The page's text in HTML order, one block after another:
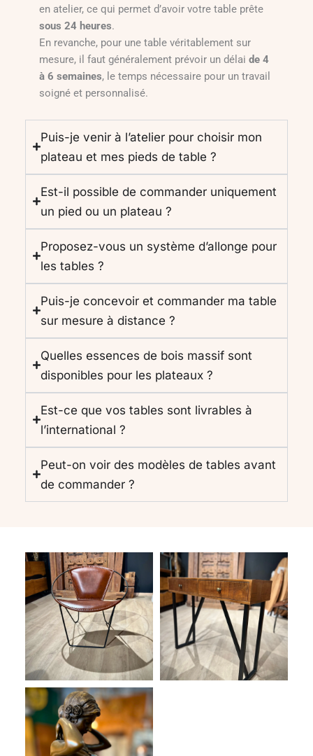
en atelier, ce qui permet d’avoir votre table prête
sous 24 heures.
En revanche, pour une table véritablement sur
mesure, il faut généralement prévoir un délai de 4
à 6 semaines, le temps nécessaire pour un travail
soigné et personnalisé.
Puis-je venir à l’atelier pour choisir mon
plateau et mes pieds de table ?
Est-il possible de commander uniquement
un pied ou un plateau ?
Proposez-vous un système d’allonge pour
les tables ?
Puis-je concevoir et commander ma table
sur mesure à distance ?
Quelles essences de bois massif sont
disponibles pour les plateaux ?
Est-ce que vos tables sont livrables à
l’international ?
Peut-on voir des modèles de tables avant
de commander ?